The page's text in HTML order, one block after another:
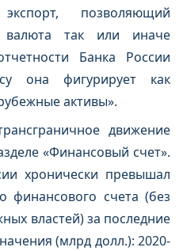
позволяющий
валюта так или иначе
Банка России
она фигурирует как
активы».
движение
«Финансовый счет».
хронически превышал
финансового счета (без
властей) за последние
(млрд долл.): 2020-